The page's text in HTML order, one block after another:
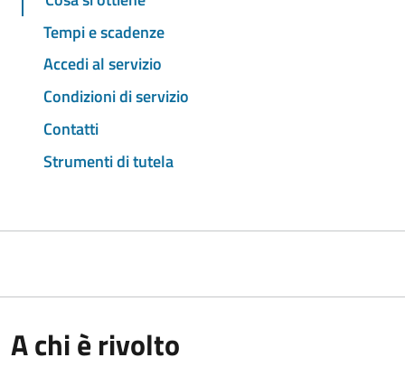
Tempi e scadenze
Accedi al servizio
Condizioni di servizio
Contatti
Strumenti di tutela
A chi è rivolto